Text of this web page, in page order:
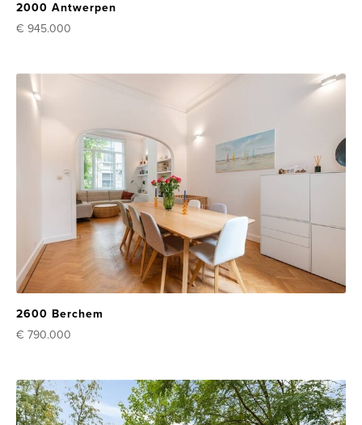
2000 Antwerpen
€ 945.000
2600 Berchem
€ 790.000